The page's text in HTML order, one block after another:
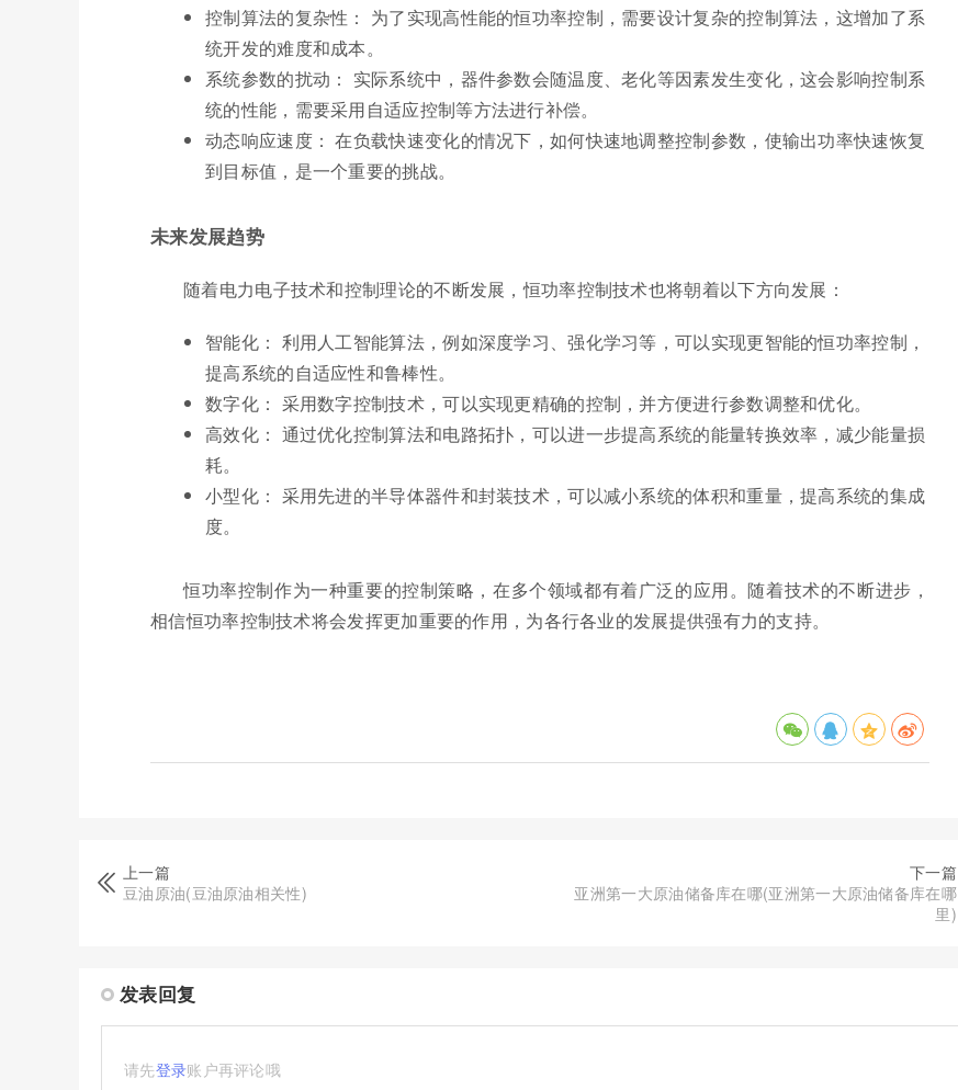
控制算法的复杂性： 为了实现高性能的恒功率控制，需要设计复杂的控制算法，这增加了系
统开发的难度和成本。
系统参数的扰动： 实际系统中，器件参数会随温度、老化等因素发生变化，这会影响控制系
统的性能，需要采用自适应控制等方法进行补偿。
动态响应速度： 在负载快速变化的情况下，如何快速地调整控制参数，使输出功率快速恢复
到目标值，是一个重要的挑战。
未来发展趋势
随着电力电子技术和控制理论的不断发展，恒功率控制技术也将朝着以下方向发展：
智能化： 利用人工智能算法，例如深度学习、强化学习等，可以实现更智能的恒功率控制，
提高系统的自适应性和鲁棒性。
数字化： 采用数字控制技术，可以实现更精确的控制，并方便进行参数调整和优化。
高效化： 通过优化控制算法和电路拓扑，可以进一步提高系统的能量转换效率，减少能量损
耗。
小型化： 采用先进的半导体器件和封装技术，可以减小系统的体积和重量，提高系统的集成
度。
恒功率控制作为一种重要的控制策略，在多个领域都有着广泛的应用。随着技术的不断进步，
相信恒功率控制技术将会发挥更加重要的作用，为各行各业的发展提供强有力的支持。
上一篇
豆油原油(豆油原油相关性)
下一篇
亚洲第一大原油储备库在哪(亚洲第一大原油储备库在哪
里)
发表回复
请先登录账户再评论哦